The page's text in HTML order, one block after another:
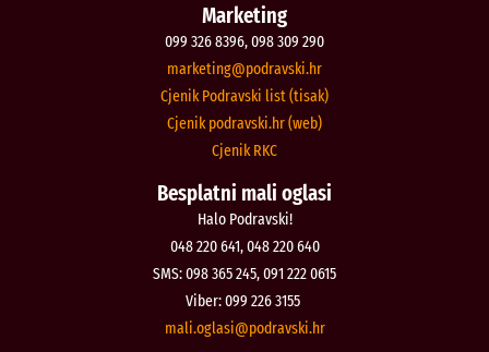
Marketing
099 326 8396, 098 309 290
rh.iksvardop
@gnitekram
Cjenik Podravski list (tisak)
Cjenik podravski.hr (web)
Cjenik RKC
Besplatni mali oglasi
Halo Podravski!
048 220 641, 048 220 640
SMS: 098 365 245, 091 222 0615
Viber: 099 226 3155
rh.iksvardop
@isalgo.ilam